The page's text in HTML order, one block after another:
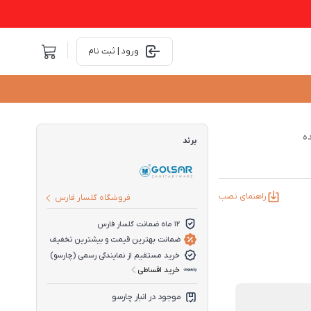
ورود | ثبت نام
راهنمای نصب
برند
فروشگاه گلسار فارس
12 ماه ضمانت گلسار فارس
ضمانت بهترین قیمت و بیشترین تخفیف
خرید مستقیم از نمایندگی رسمی (چارسو)
خرید اقساطی
موجود در انبار چارسو